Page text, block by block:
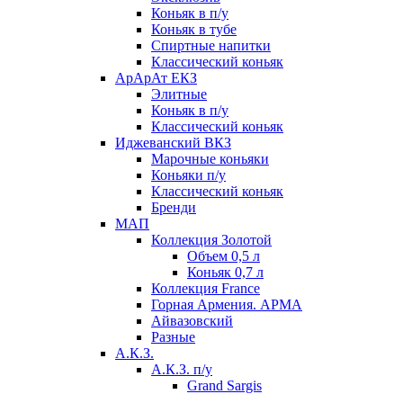
Коньяк в п/у
Коньяк в тубе
Спиртные напитки
Классический коньяк
АрАрАт ЕКЗ
Элитные
Коньяк в п/у
Классический коньяк
Иджеванский ВКЗ
Марочные коньяки
Коньяки п/у
Классический коньяк
Бренди
МАП
Коллекция Золотой
Объем 0,5 л
Коньяк 0,7 л
Коллекция France
Горная Армения. АРМА
Айвазовский
Разные
А.К.З.
А.К.З. п/у
Grand Sargis